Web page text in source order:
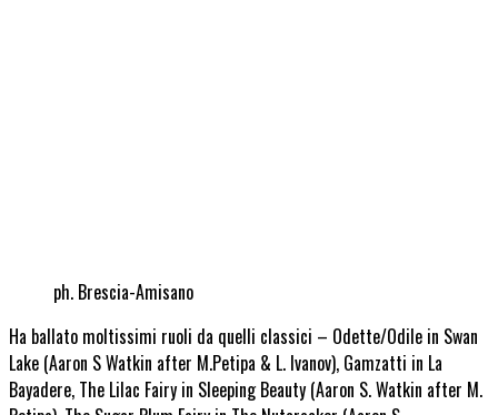
ph. Brescia-Amisano
Ha ballato moltissimi ruoli da quelli classici – Odette/Odile in Swan
Lake (Aaron S Watkin after M.Petipa & L. Ivanov), Gamzatti in La
Bayadere, The Lilac Fairy in Sleeping Beauty (Aaron S. Watkin after M.